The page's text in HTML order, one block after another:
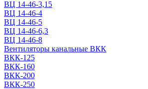
ВЦ 14-46-3,15
ВЦ 14-46-4
ВЦ 14-46-5
ВЦ 14-46-6,3
ВЦ 14-46-8
Вентиляторы канальные ВКК
ВКК-125
ВКК-160
ВКК-200
ВКК-250